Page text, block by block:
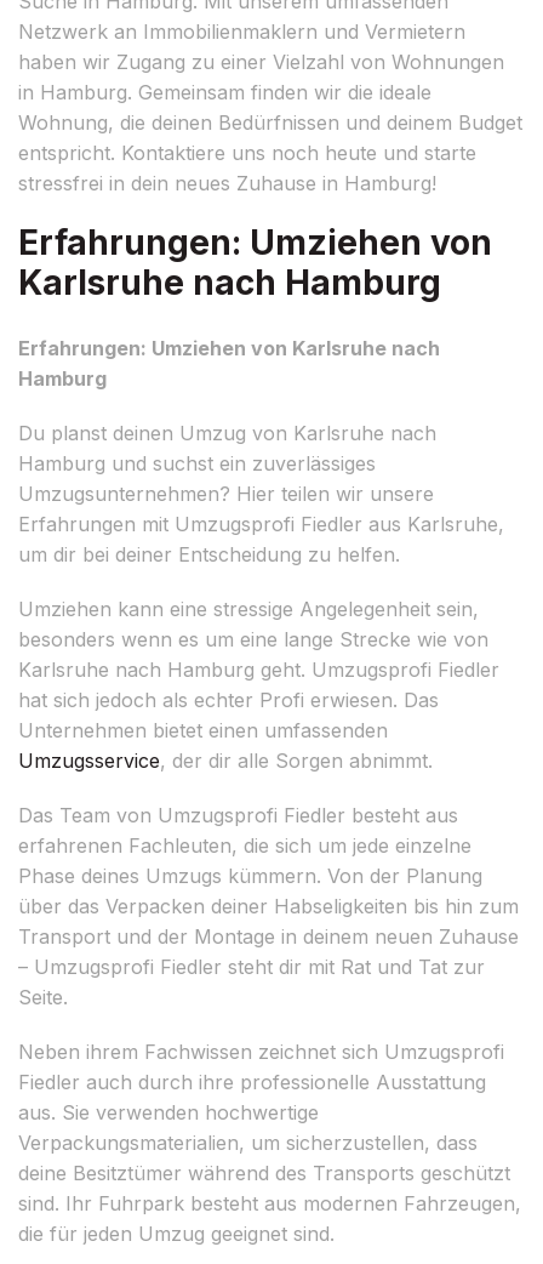
Netzwerk an Immobilienmaklern und Vermietern
haben wir Zugang zu einer Vielzahl von Wohnungen
in Hamburg. Gemeinsam finden wir die ideale
Wohnung, die deinen Bedürfnissen und deinem Budget
entspricht. Kontaktiere uns noch heute und starte
stressfrei in dein neues Zuhause in Hamburg!
Erfahrungen: Umziehen von
Karlsruhe nach Hamburg
Erfahrungen: Umziehen von Karlsruhe nach
Hamburg
Du planst deinen Umzug von Karlsruhe nach
Hamburg und suchst ein zuverlässiges
Umzugsunternehmen? Hier teilen wir unsere
Erfahrungen mit Umzugsprofi Fiedler aus Karlsruhe,
um dir bei deiner Entscheidung zu helfen.
Umziehen kann eine stressige Angelegenheit sein,
besonders wenn es um eine lange Strecke wie von
Karlsruhe nach Hamburg geht. Umzugsprofi Fiedler
hat sich jedoch als echter Profi erwiesen. Das
Unternehmen bietet einen umfassenden
Umzugsservice, der dir alle Sorgen abnimmt.
Das Team von Umzugsprofi Fiedler besteht aus
erfahrenen Fachleuten, die sich um jede einzelne
Phase deines Umzugs kümmern. Von der Planung
über das Verpacken deiner Habseligkeiten bis hin zum
Transport und der Montage in deinem neuen Zuhause
– Umzugsprofi Fiedler steht dir mit Rat und Tat zur
Seite.
Neben ihrem Fachwissen zeichnet sich Umzugsprofi
Fiedler auch durch ihre professionelle Ausstattung
aus. Sie verwenden hochwertige
Verpackungsmaterialien, um sicherzustellen, dass
deine Besitztümer während des Transports geschützt
sind. Ihr Fuhrpark besteht aus modernen Fahrzeugen,
die für jeden Umzug geeignet sind.